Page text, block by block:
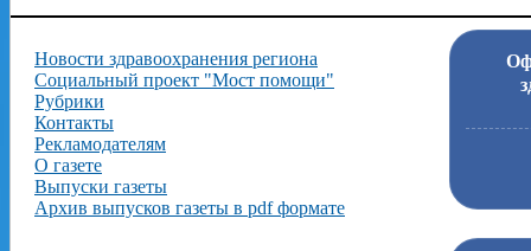
Новости здравоохранения региона
Социальный проект "Мост помощи"
Рубрики
Контакты
Рекламодателям
О газете
Выпуски газеты
Архив выпусков газеты в pdf формате